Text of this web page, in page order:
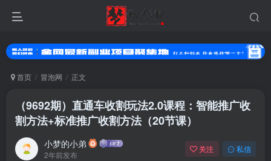
首页 冒泡网 正文
（9692期）直通车收割玩法2.0课程：智能推广收
割方法+标准推广收割方法（20节课）
小梦的小弟
2年前发布
关注 私信